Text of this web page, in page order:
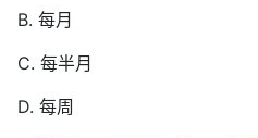
B. 每月
C. 每半月
D. 每周